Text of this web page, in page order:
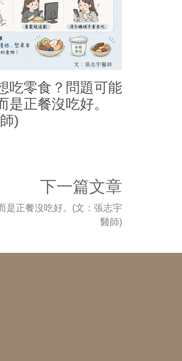
吃零食？問題可能
是正餐沒吃好。
)
下一篇文章
是正餐沒吃好。(文：張志宇
醫師)